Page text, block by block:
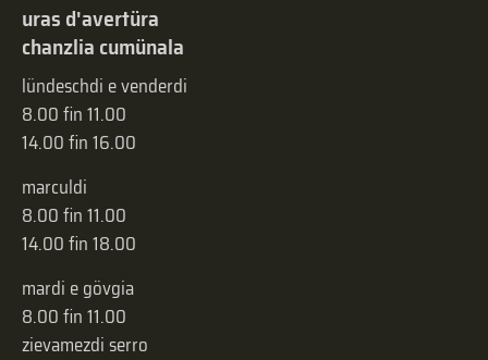
uras d'avertüra
chanzlia cumünala
lündeschdi e venderdi
8.00 fin 11.00
14.00 fin 16.00
marculdi
8.00 fin 11.00
14.00 fin 18.00
mardi e gövgia
8.00 fin 11.00
zievamezdi serro